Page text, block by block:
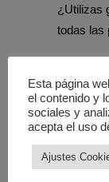
¿Utilizas
todas
Esta página
el contenido y
sociales y
acepta el uso
Ajustes